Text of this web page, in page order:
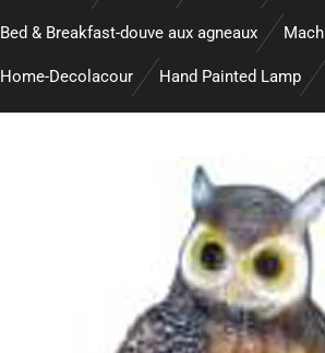
Bed & Breakfast-douve aux agneaux
Home-Decolacour Hand Painted Lamp